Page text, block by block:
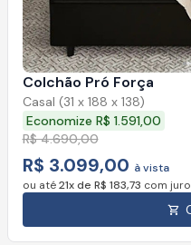
Colchão Pró Força
Casal (31 x 188 x 138)
Economize R$ 1.591,00
R$ 4.690,00
R$ 3.099,00 à vista
ou até21x de R$ 183,73 com